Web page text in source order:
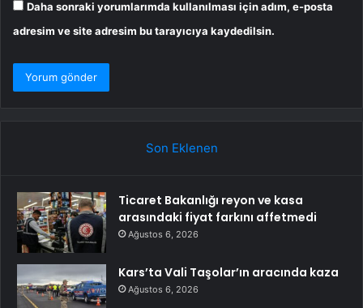
Daha sonraki yorumlarımda kullanılması için adım, e-posta
adresim ve site adresim bu tarayıcıya kaydedilsin.
Son Eklenen
Ticaret Bakanlığı reyon ve kasa
arasındaki fiyat farkını affetmedi
Ağustos 6, 2026
Kars’ta Vali Taşolar’ın aracında kaza
Ağustos 6, 2026